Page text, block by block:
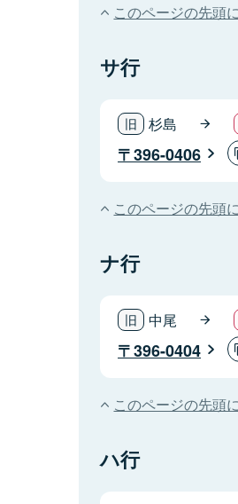
このページの先頭
サ行
杉島
396-0406
このページの先頭
ナ行
中尾
396-0404
このページの先頭
ハ行